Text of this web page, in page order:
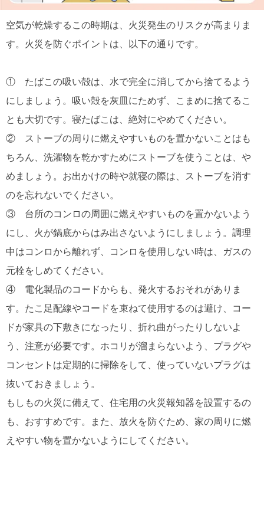
空気が乾燥するこの時期は、火災発生のリスクが高まりま
す。火災を防ぐポイントは、以下の通りです。
① たばこの吸い殻は、水で完全に消してから捨てるよう
にしましょう。吸い殻を灰皿にためず、こまめに捨てるこ
とも大切です。寝たばこは、絶対にやめてください。
② ストーブの周りに燃えやすいものを置かないことはも
ちろん、洗濯物を乾かすためにストーブを使うことは、や
めましょう。お出かけの時や就寝の際は、ストーブを消す
のを忘れないでください。
③ 台所のコンロの周囲に燃えやすいものを置かないよう
にし、火が鍋底からはみ出さないようにしましょう。調理
中はコンロから離れず、コンロを使用しない時は、ガスの
元栓をしめてください。
④ 電化製品のコードからも、発火するおそれがありま
す。たこ足配線やコードを束ねて使用するのは避け、コー
ドが家具の下敷きになったり、折れ曲がったりしないよ
う、注意が必要です。ホコリが溜まらないよう、プラグや
コンセントは定期的に掃除をして、使っていないプラグは
抜いておきましょう。
もしもの火災に備えて、住宅用の火災報知器を設置するの
も、おすすめです。また、放火を防ぐため、家の周りに燃
えやすい物を置かないようにしてください。